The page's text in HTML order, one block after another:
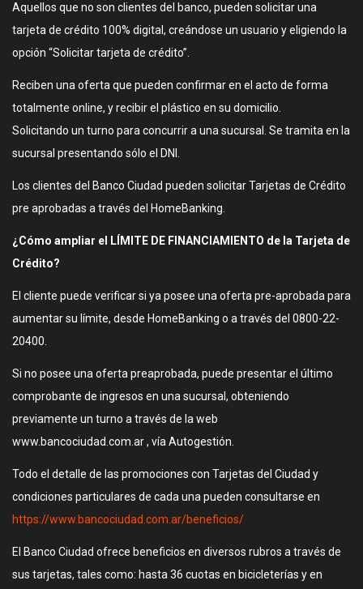
Aquellos que no son clientes del banco, pueden solicitar una
tarjeta de crédito 100% digital, creándose un usuario y eligiendo la
opción “Solicitar tarjeta de crédito”.
Reciben una oferta que pueden confirmar en el acto de forma
totalmente online, y recibir el plástico en su domicilio.
Solicitando un turno para concurrir a una sucursal. Se tramita en la
sucursal presentando sólo el DNI.
Los clientes del Banco Ciudad pueden solicitar Tarjetas de Crédito
pre aprobadas a través del HomeBanking.
¿Cómo ampliar el LÍMITE DE FINANCIAMIENTO de la Tarjeta de
Crédito?
El cliente puede verificar si ya posee una oferta pre-aprobada para
aumentar su límite, desde HomeBanking o a través del 0800-22-
20400.
Si no posee una oferta preaprobada, puede presentar el último
comprobante de ingresos en una sucursal, obteniendo
previamente un turno a través de la web
www.bancociudad.com.ar , vía Autogestión.
Todo el detalle de las promociones con Tarjetas del Ciudad y
condiciones particulares de cada una pueden consultarse en
https://www.bancociudad.com.ar/beneficios/
El Banco Ciudad ofrece beneficios en diversos rubros a través de
sus tarjetas, tales como: hasta 36 cuotas en bicicleterías y en